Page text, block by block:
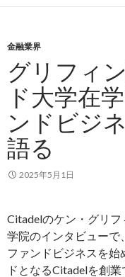
金融業界
グリフィ
ド大学在
ンドビジ
語る
2025年5月1日
Citadelのケン・グリ
学院のインタビューで
ファンドビジネスを
ドとなるCitadelを創